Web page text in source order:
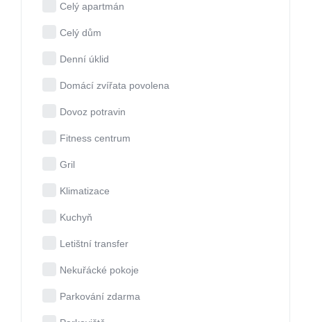
Celý apartmán
Celý dům
Denní úklid
Domácí zvířata povolena
Dovoz potravin
Fitness centrum
Gril
Klimatizace
Kuchyň
Letištní transfer
Nekuřácké pokoje
Parkování zdarma